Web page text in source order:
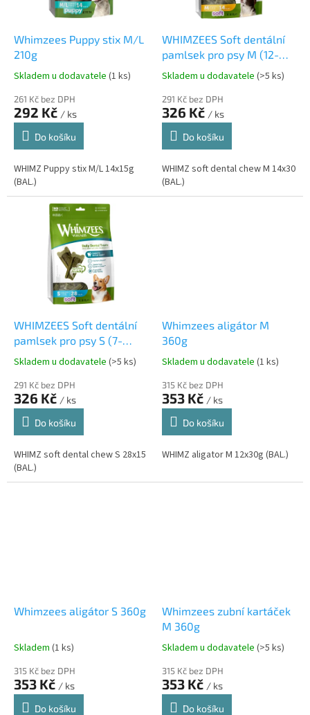
Whimzees Puppy stix M/L
210g
Skladem u dodavatele (1 ks)
261 Kč bez DPH
292 Kč / ks
Do košíku
WHIMZ Puppy stix M/L 14x15g
(BAL.)
WHIMZEES Soft dentální
pamlsek pro psy M (12-
18kg) 14ks
Skladem u dodavatele (>5 ks)
291 Kč bez DPH
326 Kč / ks
Do košíku
WHIMZ soft dental chew M 14x30
(BAL.)
WHIMZEES Soft dentální
pamlsek pro psy S (7-
12kg) 28ks
Skladem u dodavatele (>5 ks)
291 Kč bez DPH
326 Kč / ks
Do košíku
WHIMZ soft dental chew S 28x15
(BAL.)
Whimzees aligátor M
360g
Skladem u dodavatele (1 ks)
315 Kč bez DPH
353 Kč / ks
Do košíku
WHIMZ aligator M 12x30g (BAL.)
Whimzees aligátor S 360g
Skladem (1 ks)
315 Kč bez DPH
353 Kč / ks
Do košíku
Whimzees zubní kartáček
M 360g
Skladem u dodavatele (>5 ks)
315 Kč bez DPH
353 Kč / ks
Do košíku